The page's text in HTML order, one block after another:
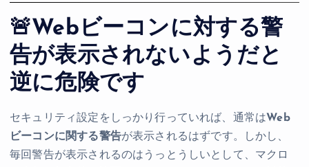
🚨Webビーコンに対する警
告が表示されないようだと
逆に危険です
セキュリティ設定をしっかり行っていれば、通常はWeb
ビーコンに関する警告が表示されるはずです。しかし、
毎回警告が表示されるのはうっとうしいとして、マクロ